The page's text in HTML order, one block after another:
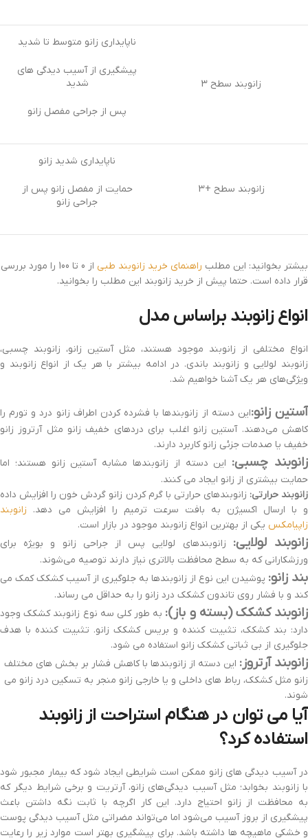
زانوبند سطح 3
ناپایداری زانو متوسط تا شدید
پیشگیری از آسیب دیدگی های
شدید
پس از جراحی مفصل زانو
زانوبند سطح +3
ناپایداری شدید زانو
حمایت از مفصل زانو پس از
جراحی زانو
بیشتر بخوانید: این مطلب راهنمای خرید زانوبند طبی
از 0 تا 100 را مورد بررسی
قرار داده است. حتما پیش از خرید زانوبند این مطلب را بخوانید.
انواع زانوبند براساس مدل
انواع مختلفی از زانوبند موجود هستند، مثل آستین زانو، زانوبند چسبی،
زانوبند لولایی و زانوبند باندی. در ادامه بیشتر با هر یک از انواع زانوبند و
ویژگی‌های هر یک آشنا خواهیم شد.
آستین زانو:این دسته از زانوبندها با فشرده کردن اطراف زانو درد و تورم را
کاهش می‌دهند. آستین زانو اغلب برای دردهای خفیف زانو مثل آرتروز زانو
خفیف یا صدمات جزئی زانو کاربرد دارند.
زانوبند چسبی: این دسته از زانوبندها مشابه آستین زانو هستند؛ اما
حمایت بیشتری از زانو ایجاد می کنند.
زانوبند حرارتی: زانوبندهای حرارتی با گرم کردن زانو گردش خون را افزایش داده
و با ارسال اکسیژن به بافت سرعت ترمیم را افزایش می دهد. زانوبند
زاپیامکس یکی از بهترین انواع زانوبند موجود در بازار است.
زانوبند لولایی: زانوبندهای لولایی پس از جراحی زانو و بویژه برای
ورزشکارانی که به سطح محافظت بالاتری نیاز دارند توصیه می‌شوند.
بند زانو: پوشیدن این نوع از زانوبندها به جلوگیری از آسیب کشکک کمک می
کند و با فشار روی تاندون کشکک درد زانو را به حداقل می رساند.
زانوبند کشکک (بسته و باز): به طور کلی سه نوع زانوبند کشکک وجود
دارد: بند کشکک، تثبیت کننده و بریس کشکک زانو. تثبیت کننده با هدف
جلوگیری از بی ثباتی کشکک زانو استفاده می شود.
زانوبند آرتروز: این دسته از زانوبندها با کاهش فشار بر بخش های مختلف
زانو مثل کشکک، رباط های داخلی و یا خارجی زانو منجر به تسکین درد زانو می
شوند.
آیا می توان در هنگام استراحت از زانوبند
استفاده کرد؟
در آسیب دیدگی های زانو ممکن است شرایطی ایجاد شود که بیمار مجبور شود
با زانوبند بخوابد؛ مثل آسیب دیدگی‌های زانو، آرتریت و برخی شرایط دیگر که
به محافظت از زانو احتیاج دارد. این کار اگرچه با ثابت نگه داشتن باعث
پیشگیری از بروز آسیب می‌شود اما می‌تواند مضراتی مثل آسیب دیدگی پوست
و خشکی ماهیچه ها داشته باشد. برای پیشگیری بهتر است موارد زیر را رعایت